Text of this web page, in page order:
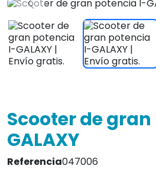
Previous
Scooter de
GALAXY
Referencia047006